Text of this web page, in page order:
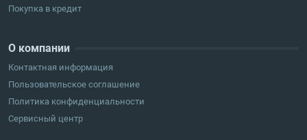
Покупка в кредит
О компании
Контактная информация
Пользовательское соглашение
Политика конфиденциальности
Сервисный центр